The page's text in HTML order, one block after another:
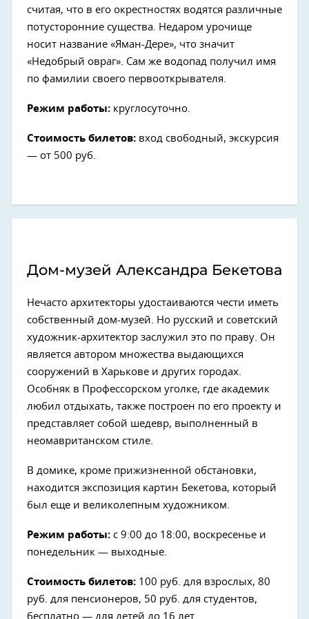
считая, что в его окрестностях водятся различные
потусторонние существа. Недаром урочище
носит название «Яман-Дере», что значит
«Недобрый овраг». Сам же водопад получил имя
по фамилии своего первооткрывателя.
Режим работы: круглосуточно.
Стоимость билетов: вход свободный, экскурсия
— от 500 руб.
Дом-музей Александра Бекетова
Нечасто архитекторы удостаиваются чести иметь
собственный дом-музей. Но русский и советский
художник-архитектор заслужил это по праву. Он
является автором множества выдающихся
сооружений в Харькове и других городах.
Особняк в Профессорском уголке, где академик
любил отдыхать, также построен по его проекту и
представляет собой шедевр, выполненный в
неомавританском стиле.
В домике, кроме прижизненной обстановки,
находится экспозиция картин Бекетова, который
был еще и великолепным художником.
Режим работы: с 9:00 до 18:00, воскресенье и
понедельник — выходные.
Стоимость билетов: 100 руб. для взрослых, 80
руб. для пенсионеров, 50 руб. для студентов,
бесплатно — для детей до 16 лет.